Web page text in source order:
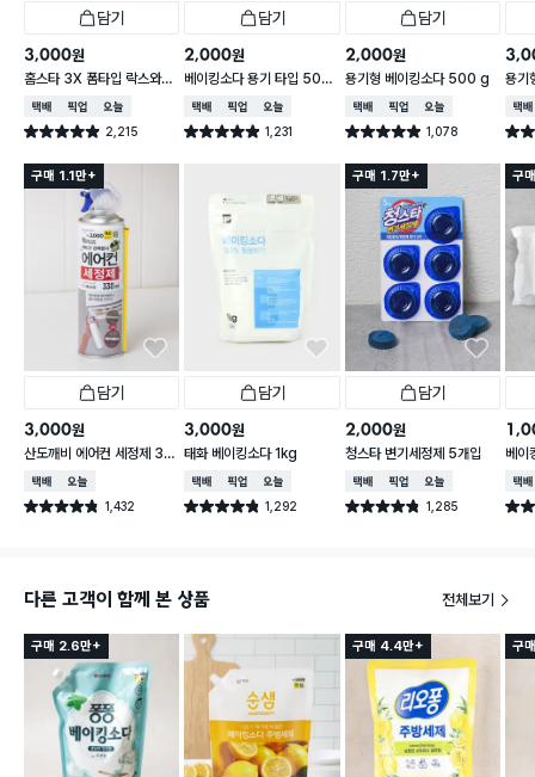
담기
3,000원
홈스타 3X 폼타입 락스와세
제 (후레쉬향)
택배배송매장픽업오늘배송
별점 4.9점 2,215
건 작성
담기
2,000원
베이킹소다 용기 타입 500
g
택배배송매장픽업오늘배송
별점 4.9점 1,231
건 작성
담기
2,000원
용기형 베이킹소다 500 g
택배배송매장픽업오늘배송
별점 4.9점 1,078
건 작성
용기
택배
별점
구매 1.1만+
담기
3,000원
산도깨비 에어컨 세정제 33
0 ml
택배배송오늘배송
별점 4.8점 1,432
건 작성
담기
3,000원
태화 베이킹소다 1kg
택배배송매장픽업오늘배송
별점 4.8점 1,292
건 작성
구매 1.7만+
담기
2,000원
청스타 변기세정제 5개입
택배배송매장픽업오늘배송
별점 4.8점 1,285
건 작성
구
베이
g
택배
별점
다른 고객이 함께 본 상품 전체보기
구매 2.6만+ 구매 4.4만+ 구